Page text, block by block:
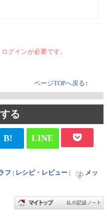
グインが必要です。
ページTOPへ戻る↑
る
B! LINE
フ レシピ・レビュー
メッ